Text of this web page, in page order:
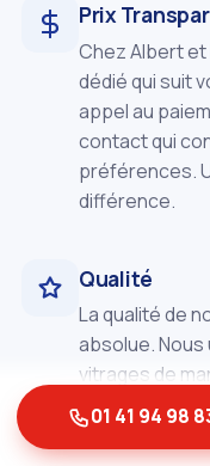
Prix
Chez Albert
dédié qui suit
appel au
contact qui
préférences.
différence.
Qualité
La qualité de
absolue.
vitrages de
Pilkington,
performance
01 41 94 98